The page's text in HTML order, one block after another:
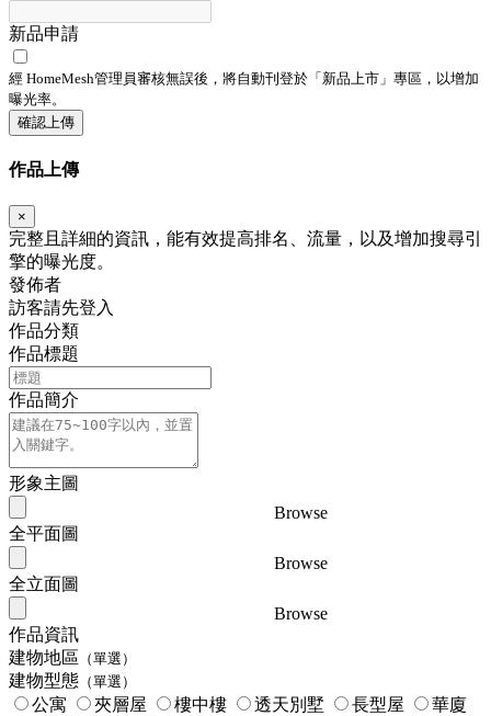
新品申請
經 HomeMesh管理員審核無誤後，將自動刊登於「 新品上市 」專區，以增加
曝光率。
確認上傳
作品上傳
×
完整且詳細的資訊，能有效提高排名、流量，以及增加搜尋引
擎的曝光度。
發佈者
訪客請先登入
作品分類
作品標題
作品簡介
形象主圖
Browse
全平面圖
Browse
全立面圖
Browse
作品資訊
建物地區 （單選）
建物型態 （單選）
公寓 夾層屋 樓中樓 透天別墅 長型屋
華廈